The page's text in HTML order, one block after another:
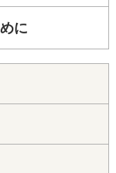
に